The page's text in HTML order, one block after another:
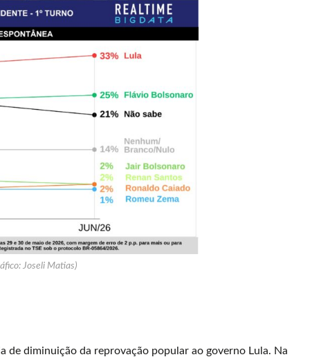
Joseli Matias)
de diminuição da reprovação popular ao governo Lula. Na